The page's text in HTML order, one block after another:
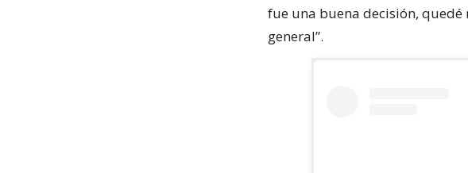
fue una buena decisión,
general”.